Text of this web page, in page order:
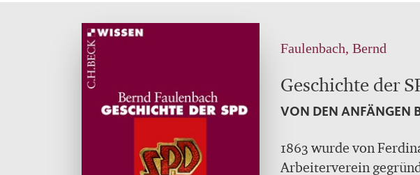
Faulenbach, Bernd
Geschichte der
VON DEN ANFÄNGEN
1863 wurde von
Arbeiterverein